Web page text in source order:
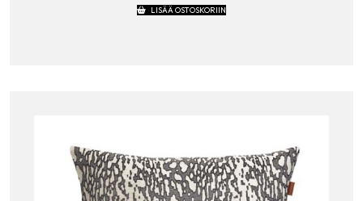
LISÄÄ OSTOSKORIIN